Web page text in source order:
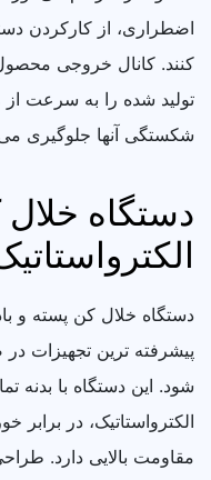
اضطراری، از کارکردن
کنند. کانال خروجی
تولید شده را به سرعت
شکستگی آنها جلوگیری می
دستگاه
دستگاه خلال کن پسته و
پیشرفته ترین تجهیزات
شود. این دستگاه با بدنه
الکترواستاتیک، در
مقاومت بالایی دارد.